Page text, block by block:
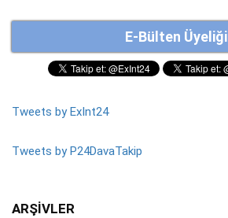
E-Bülten Üyeliği
Tweets by ExInt24
Tweets by P24DavaTakip
ARŞIVLER